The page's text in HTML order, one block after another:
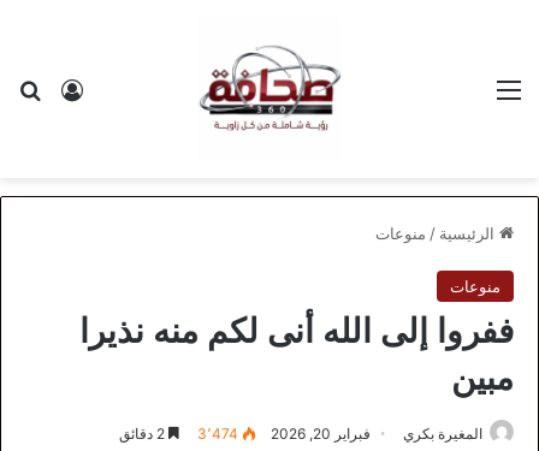
الرئيسية / منوعات
منوعات
ففروا إلى الله أنى لكم منه نذيرا
مبين
المغيرة بكري فبراير 20, 2026 3٬474